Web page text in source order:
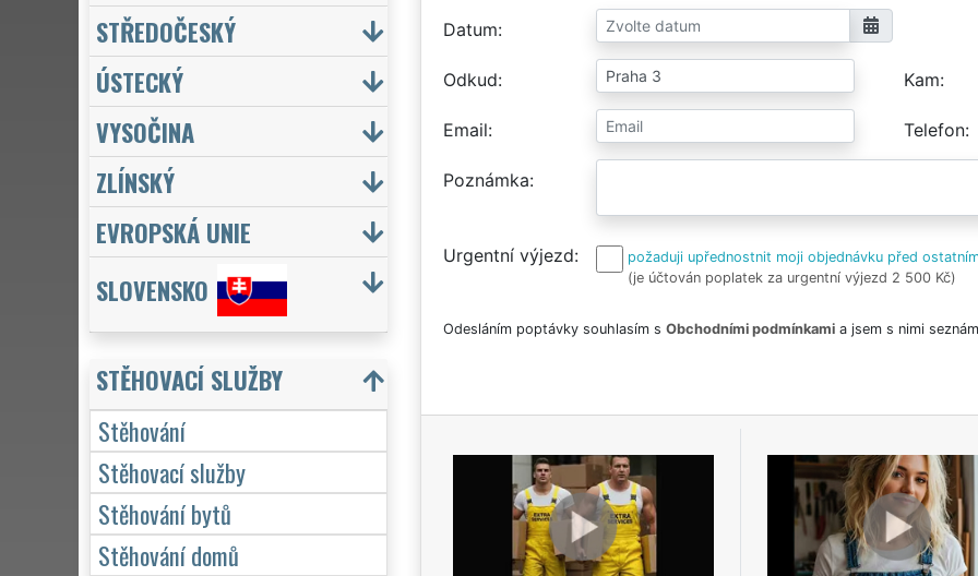
Datum
Odkud Kam
Email Telefon
Poznámka
Urgentní výjezd
požaduji upřednostnit moji objednávku před
(je účtován poplatek za urgentní výjezd 2 500 Kč)
Odesláním poptávky souhlasím s Obchodními podmínkamia jsem s nimi
STŘEDOČESKÝ
ÚSTECKÝ
VYSOČINA
ZLÍNSKÝ
EVROPSKÁ UNIE
SLOVENSKO
STĚHOVACÍ SLUŽBY
Stěhování
Stěhovací služby
Stěhování bytů
Stěhování domů